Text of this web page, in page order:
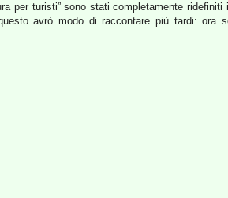
per turisti” sono stati completamente
avrò modo di raccontare più tardi: ora